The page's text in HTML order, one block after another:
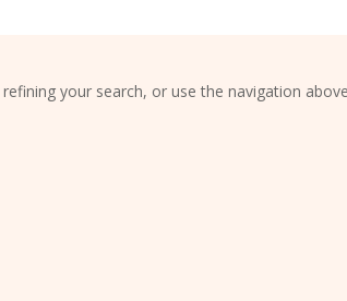
your search, or use the navigation